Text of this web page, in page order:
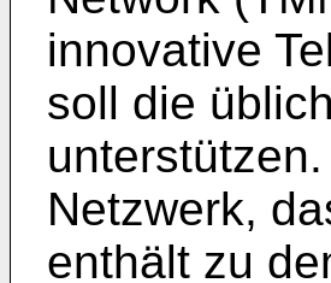
innovative
soll die
Netzwerk,
enthält zu